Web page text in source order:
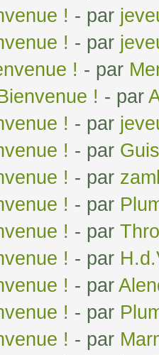
! - par
! - par
! - par
! - par
! - par
! - par
! - par
! - par
! - par
! - par
! - par
! - par
! - par